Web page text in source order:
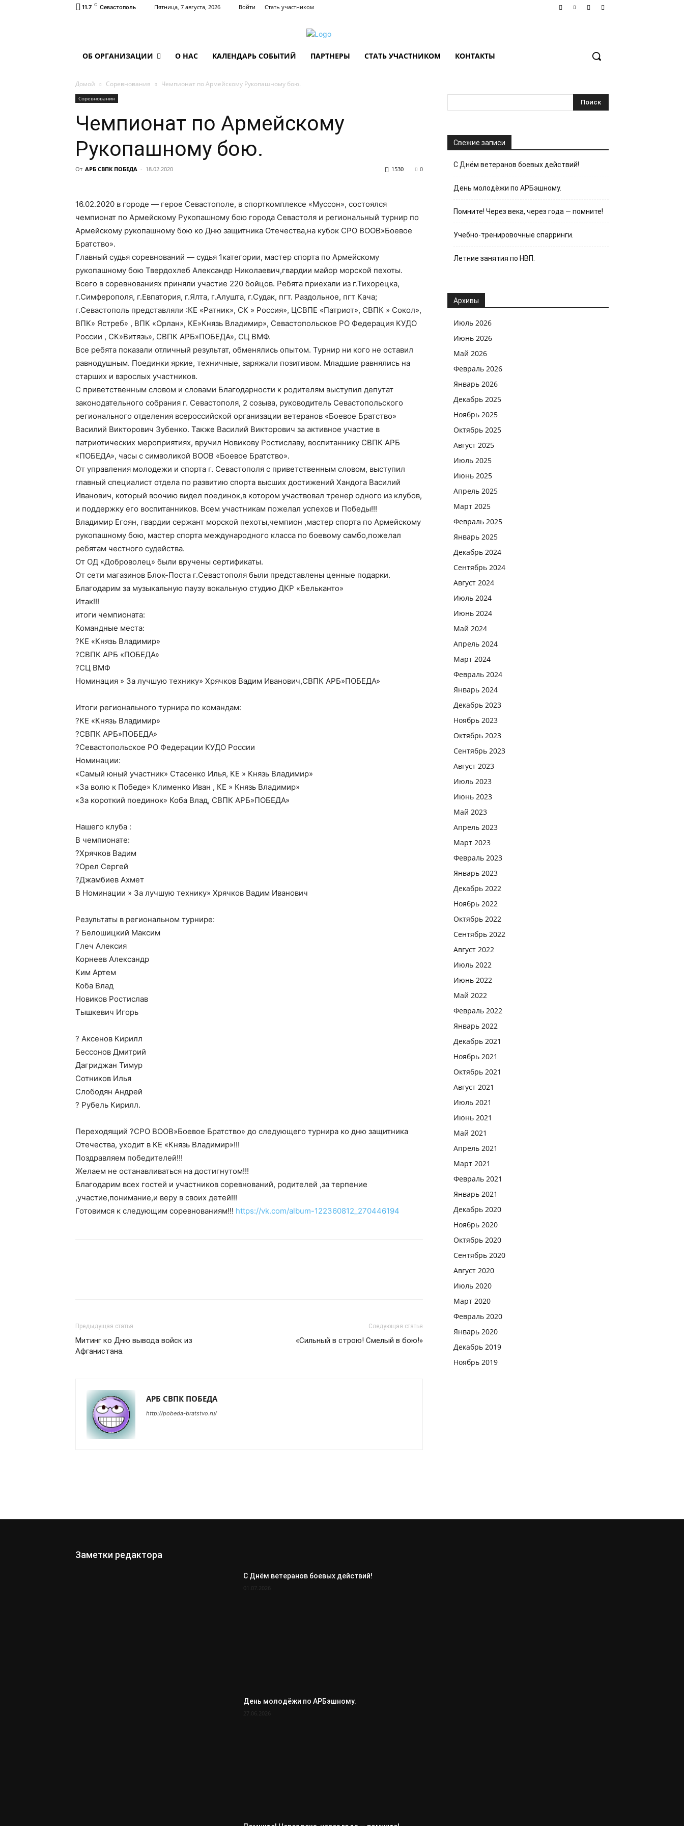
11.7 C Севастополь Пятница, 7 августа, 2026 Войти Стать участником
ОБ ОРГАНИЗАЦИИ О НАС КАЛЕНДАРЬ СОБЫТИЙ ПАРТНЕРЫ СТАТЬ УЧАСТНИКОМ КОНТАКТЫ
Домой Соревнования Чемпионат по Армейскому Рукопашному бою.
Соревнования
Чемпионат по Армейскому
Рукопашному бою.
От АРБ СВПК ПОБЕДА - 18.02.2020 0
1530
16.02.2020 в городе — герое Севастополе, в спорткомплексе «Муссон», состоялся
чемпионат по Армейскому Рукопашному бою города Севастоля и региональный турнир по
Армейскому рукопашному бою ко Дню защитника Отечества,на кубок СРО ВООВ»Боевое
Братство».
Главный судья соревнований — судья 1категории, мастер спорта по Армейскому
рукопашному бою Твердохлеб Александр Николаевич,гвардии майор морской пехоты.
Всего в соревнованиях приняли участие 220 бойцов. Ребята приехали из г.Тихорецка,
г.Симферополя, г.Евпатория, г.Ялта, г.Алушта, г.Судак, пгт. Раздольное, пгт Кача;
г.Севастополь представляли :КЕ «Ратник», СК » Россия», ЦСВПЕ «Патриот», СВПК » Сокол»,
ВПК» Ястреб» , ВПК «Орлан», КЕ»Князь Владимир», Севастопольское РО Федерация КУДО
России , СК»Витязь», СВПК АРБ»ПОБЕДА», СЦ ВМФ.
Все ребята показали отличный результат, обменялись опытом. Турнир ни кого не оставил
равнодушным. Поединки яркие, техничные, заряжали позитивом. Младшие равнялись на
старших и взрослых участников.
С приветственным словом и словами Благодарности к родителям выступил депутат
законодательного собрания г. Севастополя, 2 созыва, руководитель Севастопольского
регионального отделения всероссийской организации ветеранов «Боевое Братство»
Василий Викторович Зубенко. Также Василий Викторович за активное участие в
патриотических мероприятиях, вручил Новикову Ростиславу, воспитаннику СВПК АРБ
«ПОБЕДА», часы с символикой ВООВ «Боевое Братство».
От управления молодежи и спорта г. Севастополя с приветственным словом, выступил
главный специалист отдела по развитию спорта высших достижений Хандога Василий
Иванович, который воочию видел поединок,в котором участвовал тренер одного из клубов,
и поддержку его воспитанников. Всем участникам пожелал успехов и Победы!!!
Владимир Егоян, гвардии сержант морской пехоты,чемпион ,мастер спорта по Армейскому
рукопашному бою, мастер спорта международного класса по боевому самбо,пожелал
ребятам честного судейства.
От ОД «Доброволец» были вручены сертификаты.
От сети магазинов Блок-Поста г.Севастополя были представлены ценные подарки.
Благодарим за музыкальную паузу вокальную студию ДКР «Бельканто»
Итак!!!
итоги чемпионата:
Командные места:
?КЕ «Князь Владимир»
?СВПК АРБ «ПОБЕДА»
?СЦ ВМФ
Номинация » За лучшую технику» Хрячков Вадим Иванович,СВПК АРБ»ПОБЕДА»
Итоги регионального турнира по командам:
?КЕ «Князь Владимир»
?СВПК АРБ»ПОБЕДА»
?Севастопольское РО Федерации КУДО России
Номинации:
«Самый юный участник» Стасенко Илья, КЕ » Князь Владимир»
«За волю к Победе» Клименко Иван , КЕ » Князь Владимир»
«За короткий поединок» Коба Влад, СВПК АРБ»ПОБЕДА»
Нашего клуба :
В чемпионате:
?Хрячков Вадим
?Орел Сергей
?Джамбиев Ахмет
В Номинации » За лучшую технику» Хрячков Вадим Иванович
Результаты в региональном турнире:
? Белошицкий Максим
Глеч Алексия
Корнеев Александр
Ким Артем
Коба Влад
Новиков Ростислав
Тышкевич Игорь
? Аксенов Кирилл
Бессонов Дмитрий
Дагриджан Тимур
Сотников Илья
Слободян Андрей
? Рубель Кирилл.
Переходящий ?СРО ВООВ»Боевое Братство» до следующего турнира ко дню защитника
Отечества, уходит в КЕ «Князь Владимир»!!!
Поздравляем победителей!!!
Желаем не останавливаться на достигнутом!!!
Благодарим всех гостей и участников соревнований, родителей ,за терпение
,участие,понимание,и веру в своих детей!!!
Готовимся к следующим соревнованиям!!! https://vk.com/album-122360812_270446194
Предыдущая статья
Митинг ко Дню вывода войск из
Афганистана.
Следующая статья
«Сильный в строю! Смелый в бою!»
АРБ СВПК ПОБЕДА
http://pobeda-bratstvo.ru/
Свежие записи
С Днём ветеранов боевых действий!
День молодёжи по АРБэшному.
Помните! Через века, через года — помните!
Учебно-тренировочные спарринги.
Летние занятия по НВП.
Архивы
Июль 2026
Июнь 2026
Май 2026
Февраль 2026
Январь 2026
Декабрь 2025
Ноябрь 2025
Октябрь 2025
Август 2025
Июль 2025
Июнь 2025
Апрель 2025
Март 2025
Февраль 2025
Январь 2025
Декабрь 2024
Сентябрь 2024
Август 2024
Июль 2024
Июнь 2024
Май 2024
Апрель 2024
Март 2024
Февраль 2024
Январь 2024
Декабрь 2023
Ноябрь 2023
Октябрь 2023
Сентябрь 2023
Август 2023
Июль 2023
Июнь 2023
Май 2023
Апрель 2023
Март 2023
Февраль 2023
Январь 2023
Декабрь 2022
Ноябрь 2022
Октябрь 2022
Сентябрь 2022
Август 2022
Июль 2022
Июнь 2022
Май 2022
Февраль 2022
Январь 2022
Декабрь 2021
Ноябрь 2021
Октябрь 2021
Август 2021
Июль 2021
Июнь 2021
Май 2021
Апрель 2021
Март 2021
Февраль 2021
Январь 2021
Декабрь 2020
Ноябрь 2020
Октябрь 2020
Сентябрь 2020
Август 2020
Июль 2020
Март 2020
Февраль 2020
Январь 2020
Декабрь 2019
Ноябрь 2019
Заметки редактора
С Днём ветеранов боевых действий!
01.07.2026
День молодёжи по АРБэшному.
27.06.2026